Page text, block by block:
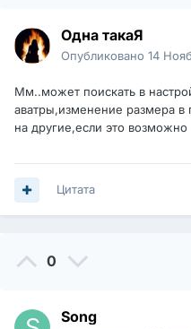
Одна такаЯ
Опубликовано 14
Мм..может поискать в
аватры,изменение размера в
на другие,если это возможно
Цитата
0
Song